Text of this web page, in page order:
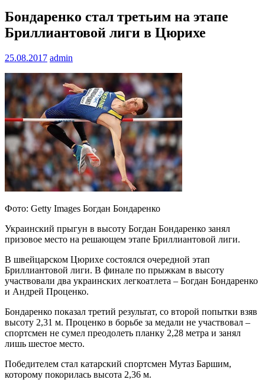
Бондаренко стал третьим на этапе
Бриллиантовой лиги в Цюрихе
25.08.2017 admin
Фото: Getty Images Богдан Бондаренко
Украинский прыгун в высоту Богдан Бондаренко занял
призовое место на решающем этапе Бриллиантовой лиги.
В швейцарском Цюрихе состоялся очередной этап
Бриллиантовой лиги. В финале по прыжкам в высоту
участвовали два украинских легкоатлета – Богдан Бондаренко
и Андрей Проценко.
Бондаренко показал третий результат, со второй попытки взяв
высоту 2,31 м. Проценко в борьбе за медали не участвовал –
спортсмен не сумел преодолеть планку 2,28 метра и занял
лишь шестое место.
Победителем стал катарский спортсмен Мутаз Баршим,
которому покорилась высота 2,36 м.